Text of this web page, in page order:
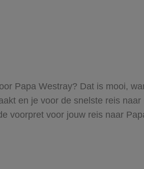
Papa Westray? Dat is mooi,
en je voor de snelste reis
voorpret voor jouw reis naar